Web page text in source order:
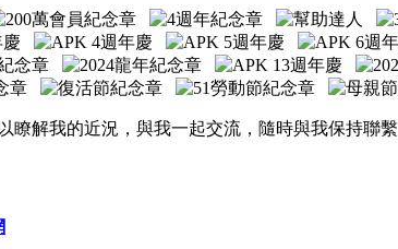
瞭解我的近況，與我一起交流，隨時與我保持聯繫